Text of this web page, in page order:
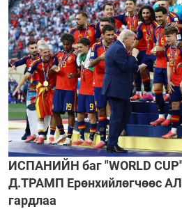
ИСПАНИЙН баг "WORLD
Д.ТРАМП Ерөнхийлөгчөөс
гардлаа